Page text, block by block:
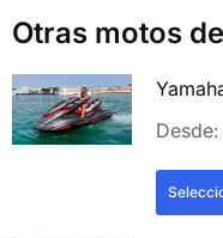
Otras motos
Desde: